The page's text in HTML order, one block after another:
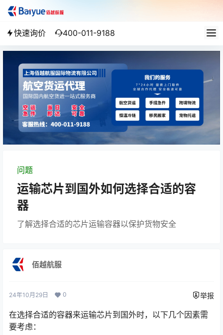
快速询价 400-011-9188
问题
运输芯片到国外如何选择合适的容
器
了解选择合适的芯片运输容器以保护货物安全
佰越航服
24年10月29日 0 举报
在选择合适的容器来运输芯片到国外时，以下几个因素需
要考虑：